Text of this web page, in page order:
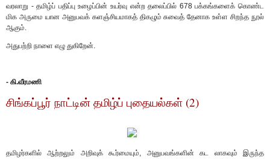
வரலாறு - தமிழ்ப் பதிப்பு உழைப்பின் உயர்வு என்ற தலைப்பில் 678 பக்கங்களைக் கொண்ட
மிக அருமை யான அனுபவக் களஞ்சியமாகத் திகழும் சுவைத் தேனாக உள்ள சிறந்த நூல்
ஆகும்.
அதுபற்றி நாளை எழு துகிறேன்.
- கி.வீரமணி
சிங்கப்பூர் நாட்டின் தமிழ்ப் புதையல்கள் (2)
தமிழர்களில் ஆற்றலும் அறிவுக் கூர்மையும், அனுபவங்களின் கட லாகவும் இருந்த